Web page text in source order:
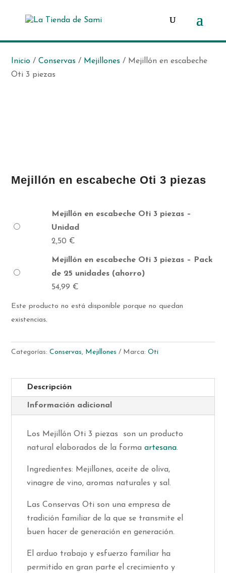
Inicio /Conservas / Mejillones / Mejillón en escabeche
Oti 3 piezas
Mejillón en escabeche Oti 3 piezas
Mejillón en escabeche Oti 3 piezas –
Unidad
2,50€
Mejillón en escabeche Oti 3 piezas – Pack
de 25 unidades (ahorro)
54,99€
Este producto no está disponible porque no quedan
existencias.
Categorías:Conservas, Mejillones Marca:Oti
Descripción
Información adicional
Los Mejillón Oti 3 piezas son un producto
natural elaborados de la formaartesana.
Ingredientes: Mejillones, aceite de oliva,
vinagre de vino, aromas naturales y sal.
Las Conservas Oti son una empresa de
tradición familiar de la que se transmite el
buen hacer de generación en generación.
El arduo trabajo y esfuerzo familiar ha
permitido en gran parte el crecimiento y